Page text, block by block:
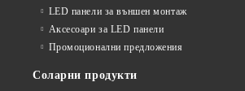
LED панели за външен монтаж
Аксесоари за LED панели
Промоционални предложения
Соларни продукти